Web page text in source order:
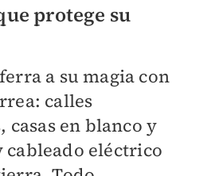
protege su
a su magia con
calles
casas en blanco y
eléctrico